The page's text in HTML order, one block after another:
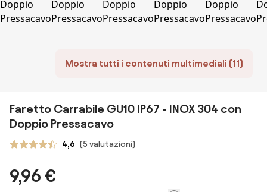
Mostra tutti i contenuti multimediali (11)
Faretto Carrabile GU10 IP67 - INOX 304 con
Doppio Pressacavo
4,6 (5 valutazioni)
9,96 €